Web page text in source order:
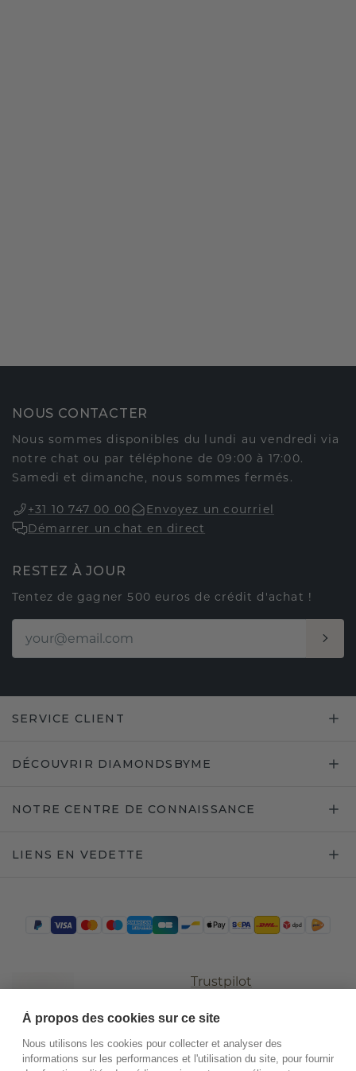
NOUS CONTACTER
Nous sommes disponibles du lundi au vendredi via
notre chat ou par téléphone de 09:00 à 17:00.
Samedi et dimanche, nous sommes fermés.
+31 10 747 00 00
Envoyez un courriel
Démarrer un chat en direct
RESTEZ À JOUR
Tentez de gagner 500 euros de crédit d'achat !
SERVICE CLIENT
DÉCOUVRIR DIAMONDSBYME
NOTRE CENTRE DE CONNAISSANCE
LIENS EN VEDETTE
Trustpilot
À propos des cookies sur ce site
Nous utilisons les cookies pour collecter et analyser des
informations sur les performances et l'utilisation du site, pour fournir